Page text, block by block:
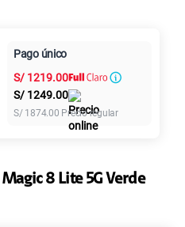
125GBen alta velocidad
79.90
S/95.90
Claro
intereses
Pago único
S/ 1219.00
S/ 1249.00
S/ 1874.00 Precio regular
Magic 8 Lite 5G Verde